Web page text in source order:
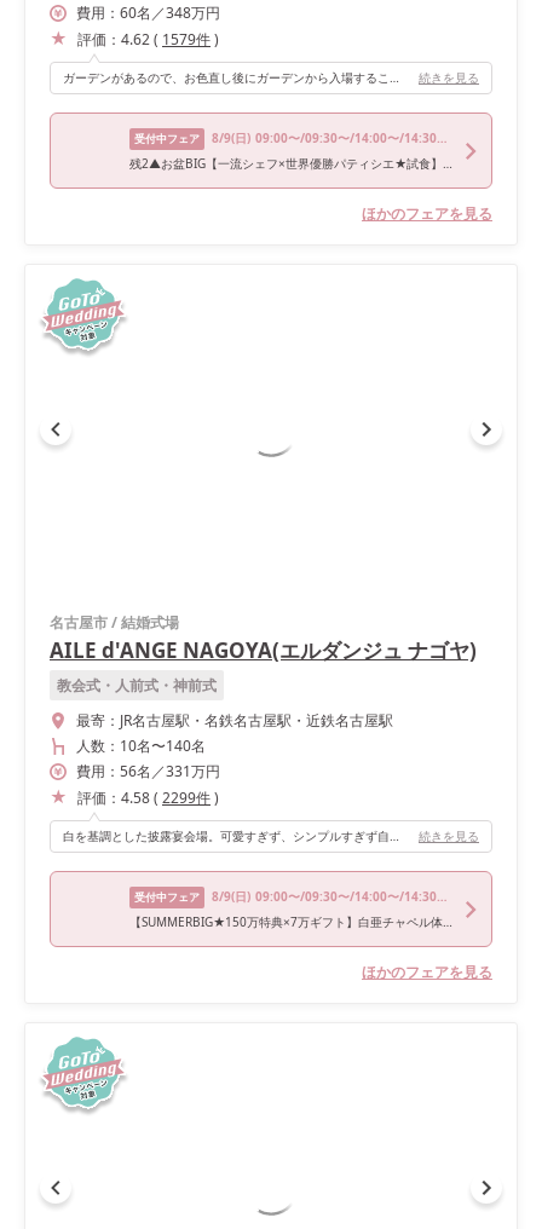
費用： 60名 ／348万円
評価： 4.62( 1579件)
ガーデンがあるので、お色直し後にガーデンから入場することができたり、時期によってはガーデンでビュッフェなどもできることです！ 続きを見る
受付中フェア 8/9(日) 09:00〜/09:30〜/14:00〜/14:30〜/18:00〜
残2▲お盆BIG【一流シェフ×世界優勝パティシエ★試食】12大特典
ほかのフェアを見る
名古屋市/結婚式場
AILE d'ANGE NAGOYA(エルダンジュ ナゴヤ)
教会式・人前式・神前式
最寄： JR名古屋駅・名鉄名古屋駅・近鉄名古屋駅
人数： 10名〜140名
費用： 56名 ／331万円
評価： 4.58( 2299件)
白を基調とした披露宴会場。可愛すぎず、シンプルすぎず自分がしたい色に染められる会場です。大きすぎないので後方のゲストの方々のお顔もちゃんと見れました！ 続きを見る
受付中フェア 8/9(日) 09:00〜/09:30〜/14:00〜/14:30〜/18:00〜
【SUMMERBIG★150万特典×7万ギフト】白亜チャペル体験×試食
ほかのフェアを見る